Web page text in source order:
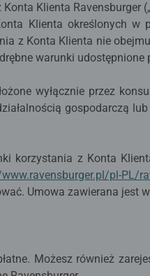
Klienta Ravensburger
Klienta określonych
z Konta Klienta nie
warunki udostępnione
wyłącznie przez
gospodarczą
korzystania z Konta
pl-PL/
Umowa zawierana jest
Możesz również